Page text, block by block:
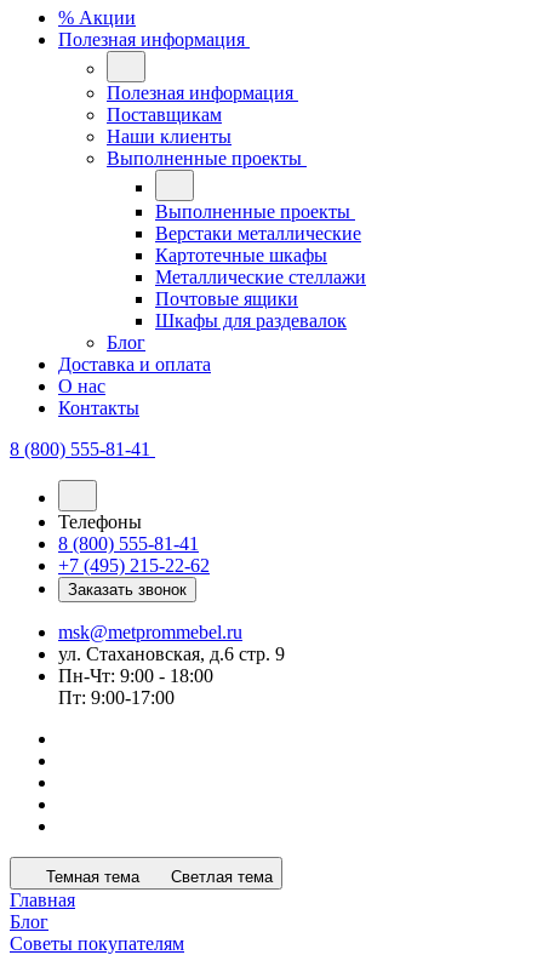
% Акции
Полезная информация
Полезная информация
Поставщикам
Наши клиенты
Выполненные проекты
Выполненные проекты
Верстаки металлические
Картотечные шкафы
Металлические стеллажи
Почтовые ящики
Шкафы для раздевалок
Блог
Доставка и оплата
О нас
Контакты
8 (800) 555-81-41
Телефоны
8 (800) 555-81-41
+7 (495) 215-22-62
Заказать звонок
msk@metprommebel.ru
ул. Стахановская, д.6 стр. 9
Пн-Чт: 9:00 - 18:00
Пт: 9:00-17:00
Темная тема Светлая тема
Главная
Блог
Советы покупателям